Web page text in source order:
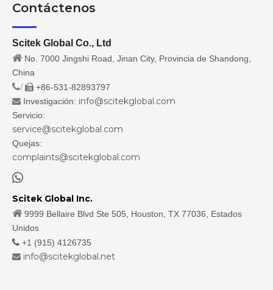
Contáctenos
Scitek Global Co., Ltd
 No. 7000 Jingshi Road, Jinan City, Provincia de Shandong,
China
/  +86-531-82893797
 Investigación: info@scitekglobal.com
Servicio:
service@scitekglobal.com
Quejas:
complaints@scitekglobal.com

Scitek Global Inc.
 9999 Bellaire Blvd Ste 505, Houston, TX 77036, Estados
Unidos
 +1 (915) 4126735
 info@scitekglobal.net